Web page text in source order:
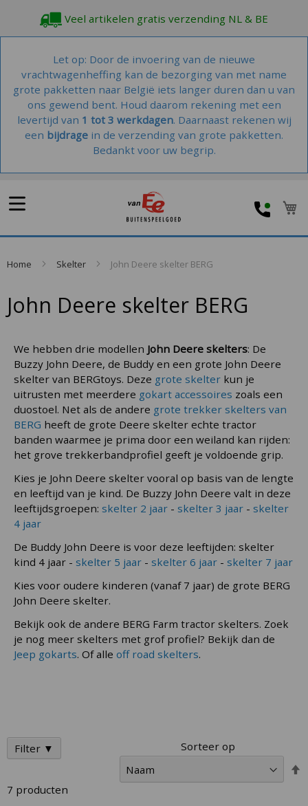
Veel artikelen gratis verzending NL & BE
Let op: Door de invoering van de nieuwe
vrachtwagenheffing kan de bezorging van met name
grote pakketten naar België iets langer duren dan u van
ons gewend bent. Houd daarom rekening met een
levertijd van 1 tot 3 werkdagen. Daarnaast rekenen wij
een bijdrage in de verzending van grote pakketten.
Bedankt voor uw begrip.
Home Skelter John Deere skelter BERG
John Deere skelter BERG
We hebben drie modellen John Deere skelters: De
Buzzy John Deere, de Buddy en een grote John Deere
skelter van BERGtoys. Deze grote skelter kun je
uitrusten met meerdere gokart accessoires zoals een
duostoel. Net als de andere grote trekker skelters van
BERG heeft de grote Deere skelter echte tractor
banden waarmee je prima door een weiland kan rijden:
het grove trekkerbandprofiel geeft je voldoende grip.
Kies je John Deere skelter vooral op basis van de lengte
en leeftijd van je kind. De Buzzy John Deere valt in deze
leeftijdsgroepen: skelter 2 jaar - skelter 3 jaar - skelter
4 jaar
De Buddy John Deere is voor deze leeftijden: skelter
kind 4 jaar - skelter 5 jaar - skelter 6 jaar - skelter 7 jaar
Kies voor oudere kinderen (vanaf 7 jaar) de grote BERG
John Deere skelter.
Bekijk ook de andere BERG Farm tractor skelters. Zoek
je nog meer skelters met grof profiel? Bekijk dan de
Jeep gokarts. Of alle off road skelters.
7 producten
Sorteer op
Filter ▼